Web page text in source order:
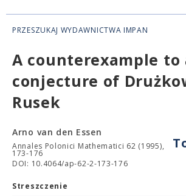
PRZESZUKAJ WYDAWNICTWA IMPAN
A counterexample to
conjecture of
Rusek
Arno van den Essen
Annales Polonici Mathematici 62 (1995),
173-176
DOI: 10.4064/ap-62-2-173-176
Streszczenie